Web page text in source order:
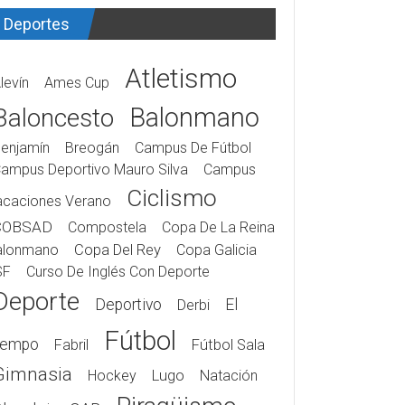
Deportes
Ames Cup Atletismo
Balonmano
Breogán
Campus De Fútbol
Deportivo Mauro Silva
Campus
Verano
Ciclismo
Compostela
Copa De La Reina
Copa Del Rey
Copa Galicia
Curso De Inglés Con Deporte
Deportivo Derbi El
Fabril Fútbol Fútbol Sala
Hockey Lugo Natación